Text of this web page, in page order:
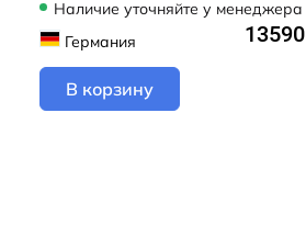
Наличие уточняйте у менеджера
Германия
13590
В корзину